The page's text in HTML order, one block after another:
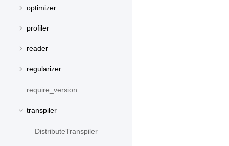
optimizer
profiler
reader
regularizer
require_version
transpiler
DistributeTranspiler